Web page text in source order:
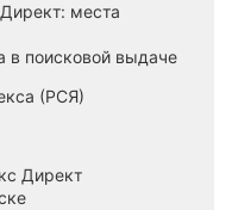
места
в поисковой выдаче
(РСЯ)
Директ